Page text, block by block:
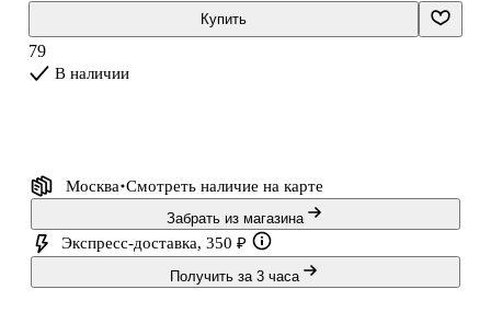
конкретного варианта недоступен.
Купить
79
В наличии
Москва Смотреть наличие на карте
Забрать из магазина
Экспресс-доставка, 350 ₽
Получить за 3 часа